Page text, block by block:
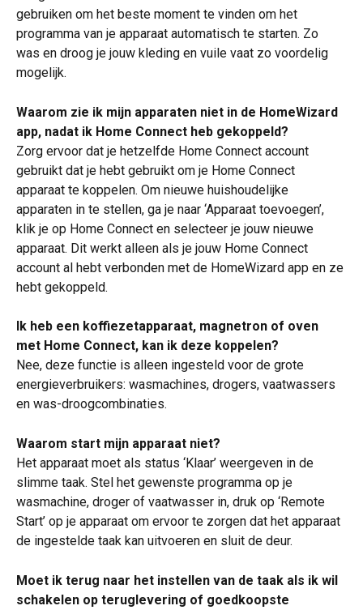
gebruiken om het beste moment te vinden om het
programma van je apparaat automatisch te starten. Zo
was en droog je jouw kleding en vuile vaat zo voordelig
mogelijk.
Waarom zie ik mijn apparaten niet in de HomeWizard
app, nadat ik Home Connect heb gekoppeld?
Zorg ervoor dat je hetzelfde Home Connect account
gebruikt dat je hebt gebruikt om je Home Connect
apparaat te koppelen. Om nieuwe huishoudelijke
apparaten in te stellen, ga je naar ‘Apparaat toevoegen’,
klik je op Home Connect en selecteer je jouw nieuwe
apparaat. Dit werkt alleen als je jouw Home Connect
account al hebt verbonden met de HomeWizard app en ze
hebt gekoppeld.
Ik heb een koffiezetapparaat, magnetron of oven
met Home Connect, kan ik deze koppelen?
Nee, deze functie is alleen ingesteld voor de grote
energieverbruikers: wasmachines, drogers, vaatwassers
en was-droogcombinaties.
Waarom start mijn apparaat niet?
Het apparaat moet als status ‘Klaar’ weergeven in de
slimme taak. Stel het gewenste programma op je
wasmachine, droger of vaatwasser in, druk op ‘Remote
Start’ op je apparaat om ervoor te zorgen dat het apparaat
de ingestelde taak kan uitvoeren en sluit de deur.
Moet ik terug naar het instellen van de taak als ik wil
schakelen op teruglevering of goedkoopste